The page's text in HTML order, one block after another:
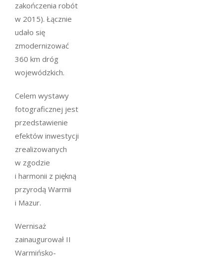
zakończenia robót
w 2015). Łącznie
udało się
zmodernizować
360 km dróg
wojewódzkich.
Celem wystawy
fotograficznej jest
przedstawienie
efektów inwestycji
zrealizowanych
w zgodzie
i harmonii z piękną
przyrodą Warmii
i Mazur.
Wernisaż
zainaugurował II
Warmińsko-